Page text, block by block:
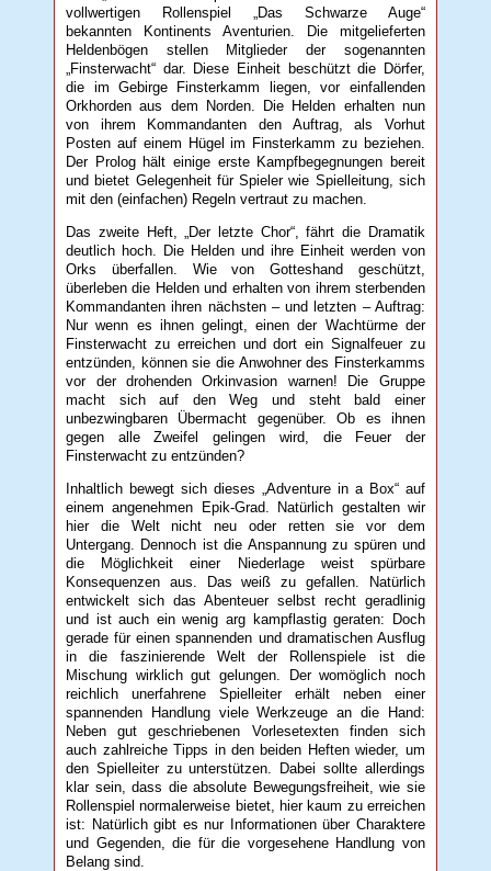
vollwertigen Rollenspiel „Das Schwarze Auge“
bekannten Kontinents Aventurien. Die mitgelieferten
Heldenbögen stellen Mitglieder der sogenannten
„Finsterwacht“ dar. Diese Einheit beschützt die Dörfer,
die im Gebirge Finsterkamm liegen, vor einfallenden
Orkhorden aus dem Norden. Die Helden erhalten nun
von ihrem Kommandanten den Auftrag, als Vorhut
Posten auf einem Hügel im Finsterkamm zu beziehen.
Der Prolog hält einige erste Kampfbegegnungen bereit
und bietet Gelegenheit für Spieler wie Spielleitung, sich
mit den (einfachen) Regeln vertraut zu machen.
Das zweite Heft, „Der letzte Chor“, fährt die Dramatik
deutlich hoch. Die Helden und ihre Einheit werden von
Orks überfallen. Wie von Gotteshand geschützt,
überleben die Helden und erhalten von ihrem sterbenden
Kommandanten ihren nächsten – und letzten – Auftrag:
Nur wenn es ihnen gelingt, einen der Wachtürme der
Finsterwacht zu erreichen und dort ein Signalfeuer zu
entzünden, können sie die Anwohner des Finsterkamms
vor der drohenden Orkinvasion warnen! Die Gruppe
macht sich auf den Weg und steht bald einer
unbezwingbaren Übermacht gegenüber. Ob es ihnen
gegen alle Zweifel gelingen wird, die Feuer der
Finsterwacht zu entzünden?
Inhaltlich bewegt sich dieses „Adventure in a Box“ auf
einem angenehmen Epik-Grad. Natürlich gestalten wir
hier die Welt nicht neu oder retten sie vor dem
Untergang. Dennoch ist die Anspannung zu spüren und
die Möglichkeit einer Niederlage weist spürbare
Konsequenzen aus. Das weiß zu gefallen. Natürlich
entwickelt sich das Abenteuer selbst recht geradlinig
und ist auch ein wenig arg kampflastig geraten: Doch
gerade für einen spannenden und dramatischen Ausflug
in die faszinierende Welt der Rollenspiele ist die
Mischung wirklich gut gelungen. Der womöglich noch
reichlich unerfahrene Spielleiter erhält neben einer
spannenden Handlung viele Werkzeuge an die Hand:
Neben gut geschriebenen Vorlesetexten finden sich
auch zahlreiche Tipps in den beiden Heften wieder, um
den Spielleiter zu unterstützen. Dabei sollte allerdings
klar sein, dass die absolute Bewegungsfreiheit, wie sie
Rollenspiel normalerweise bietet, hier kaum zu erreichen
ist: Natürlich gibt es nur Informationen über Charaktere
und Gegenden, die für die vorgesehene Handlung von
Belang sind.